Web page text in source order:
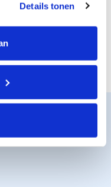
moment wijzigen of
de pagina. De
“details”.
Details tonen